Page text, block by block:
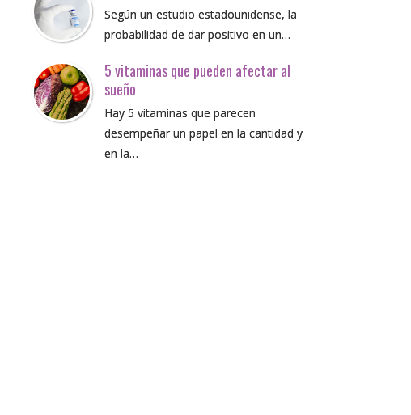
Según un estudio estadounidense, la
probabilidad de dar positivo en un…
5 vitaminas que pueden afectar al
sueño
Hay 5 vitaminas que parecen
desempeñar un papel en la cantidad y
en la…